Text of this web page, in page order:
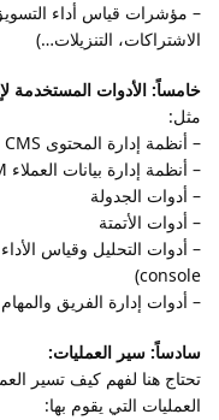
– مؤشرات قياس أداء
الاشتراكات، التنزيلات…)
خامساً: الأدوات المستخدمة
مثل:
– أنظمة إدارة المحتوى CMS
– أنظمة إدارة بيانات العملاء CRM
– أدوات الجدولة
– أدوات الأتمتة
console)
– أدوات إدارة الفريق والمهام
سادساً: سير العمليات:
تحتاج هنا لفهم كيف تسير
العمليات التي يقوم بها: